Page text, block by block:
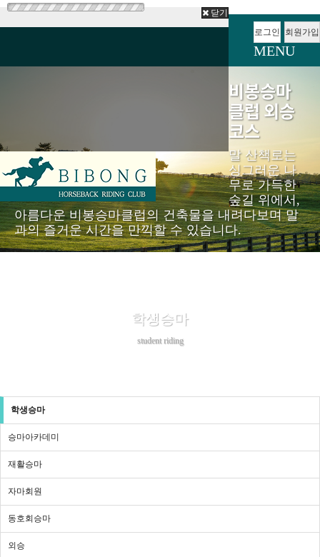
닫기
로그인
회원가입
MENU
비봉승마
클럽 외승
코스
말 산책로는
싱그러운 나
무로 가득한
숲길 위에서,
아름다운 비봉승마클럽의 건축물을 내려다보며 말
과의 즐거운 시간을 만끽할 수 있습니다.
학생승마
student riding
학생승마
승마아카데미
재활승마
자마회원
동호회승마
외승